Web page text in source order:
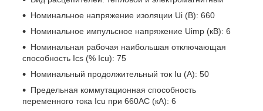
Номинальное напряжение изоляции Ui (B): 660
Номинальное импульсное напряжение Uimp (кВ): 6
Номинальная рабочая наибольшая отключающая
способность Ics (% Icu): 75
Номинальный продолжительный ток Iu (A): 50
Предельная коммутационная способность
переменного тока Icu при 660AC (кА): 6